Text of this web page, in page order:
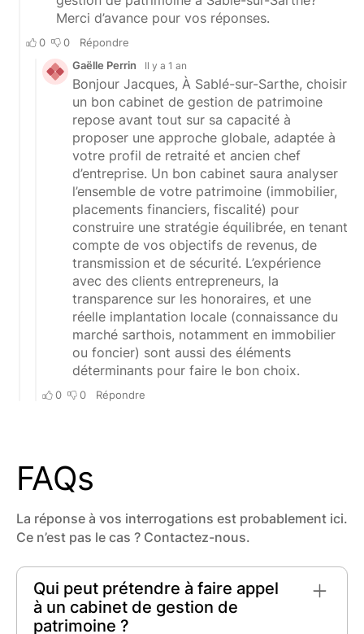
FAQs
La réponse à vos interrogations est probablement ici.
Ce n’est pas le cas ? Contactez-nous.
Qui peut prétendre à faire appel
à un cabinet de gestion de
patrimoine ?